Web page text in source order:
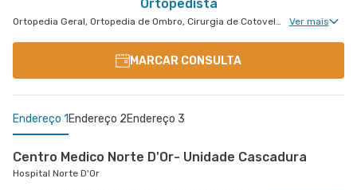
Ortopedista
Ortopedia Geral, Ortopedia de Ombro, Cirurgia de Cotovelo, Cirurgia de Ombro, Ortopedia de Cotovelo Ver mais
MARCAR CONSULTA
Endereço 1 Endereço 2Endereço 3
Centro Medico Norte D'Or- Unidade Cascadura
Hospital Norte D'Or